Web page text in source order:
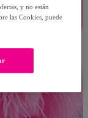
y no están
las Cookies, puede